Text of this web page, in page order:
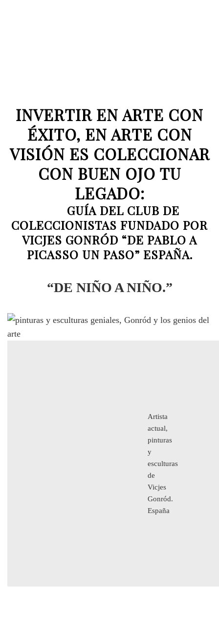
INVERTIR EN ARTE CON
ÉXITO, EN ARTE CON
VISIÓN ES COLECCIONAR
CON BUEN OJO TU
LEGADO:
GUÍA DEL CLUB DE
COLECCIONISTAS FUNDADO POR
VICJES GONRÓD “DE PABLO A
PICASSO UN PASO” ESPAÑA.
“DE NIÑO A NIÑO.”
Artista
actual,
pinturas
y
esculturas
de
Vicjes
Gonród.
España